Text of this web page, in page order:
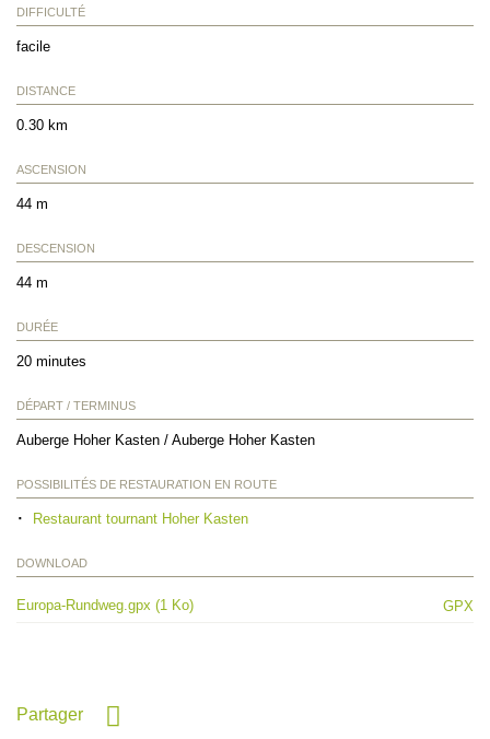
DIFFICULTÉ
facile
DISTANCE
0.30 km
ASCENSION
44 m
DESCENSION
44 m
DURÉE
20 minutes
DÉPART / TERMINUS
Auberge Hoher Kasten / Auberge Hoher Kasten
POSSIBILITÉS DE RESTAURATION EN ROUTE
Restaurant tournant Hoher Kasten
DOWNLOAD
Europa-Rundweg.gpx (1 Ko) GPX
Partager